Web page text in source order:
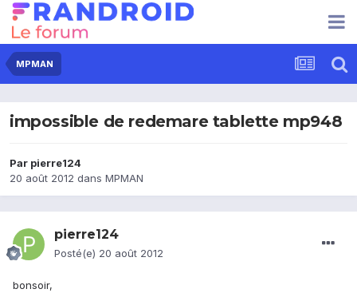
MPMAN
impossible de redemare tablette mp948
Par pierre124
20 août 2012 dans MPMAN
pierre124
Posté(e) 20 août 2012
bonsoir,